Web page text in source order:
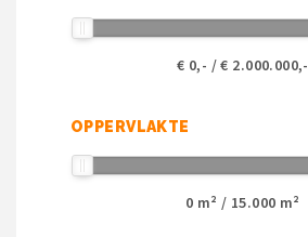
€ 0,- / € 2.000.000,-
OPPERVLAKTE
0 m² / 15.000 m²